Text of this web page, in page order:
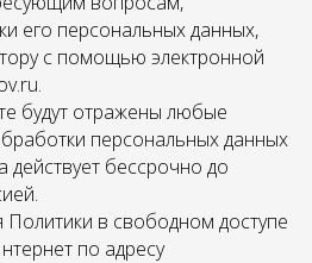
его персональных данных,
с помощью электронной
будут отражены любые
персональных данных
бессрочно до
Политики в свободном доступе
по адресу